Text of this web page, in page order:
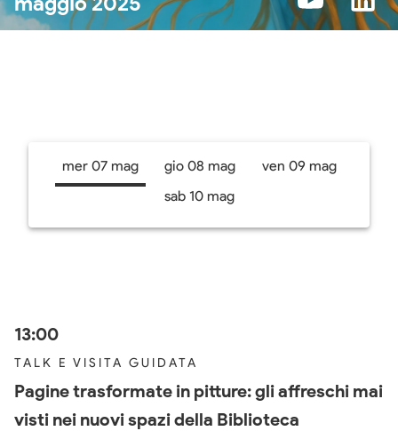
mer 07 mag gio 08 mag
ven 09 mag
sab 10 mag
13:00
TALK E VISITA GUIDATA
Pagine trasformate in pitture: gli affreschi mai
visti nei nuovi spazi della Biblioteca